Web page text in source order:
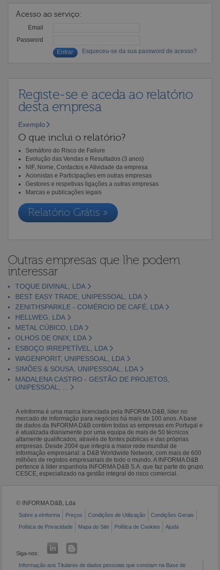
Acesso ao serviço:
Email
Password
Esqueceu-se da sua password de acesso?
Registe-se e aceda ao relatório
desta empresa
Exemplo
O que inclui o relatório?
Semáforo do Risco de Failure
Evolução das Vendas e Resultados (3 anos)
NIF, Nome, Contactos e Atividade da empresa
Acionistas e Participações em outras empresas
Gestores e respetivas ligações a outras empresas
Marcas e publicações legais
Relatório Grátis »
Outras empresas que lhe podem
interessar
TOQUE DIVINAL, LDA
BEST EASY TRADE, UNIPESSOAL, LDA
ZENITHSPARKLE - COMÉRCIO DE CAFÉ, LDA
HELLWEG, LDA
METAL CÚBICO, LDA
OLHOS DE ONIX, LDA
ESBOÇO IRREPETÍVEL, LDA
WAGENPORIT, UNIPESSOAL, LDA
SIMÕES & SOUSA, UNIPESSOAL, LDA
MADALENA CASTRO - GESTÃO DE PROJETOS,
UNIPESSOAL, ...
A eInforma é uma marca licenciada pela INFORMA D&B, líder no
mercado de informação para negócios há mais de 100 anos. A base
de dados da INFORMA D&B contém todas as empresas em Portugal e
é atualizada diariamente por uma equipa de mais de 50 técnicos
altamente qualificados, através de fontes públicas e das próprias
empresas. Desde 2004 que integra a maior rede mundial de
informação empresarial: a D&B Worldwide Network, com mais de 600
milhões de registos empresariais de todo o mundo. A INFORMA D&B
pertence à líder espanhola INFORMA D&B S.A. que faz parte do grupo
CESCE, especializado na gestão integral do risco comercial.
© INFORMA D&B, Lda
Sobre a eInforma Preços Condições de Utilização
Condições Gerais
Política de Privacidade
Mapa do Site Política de Cookies Ajuda
Siga-nos:
Informação aos Titulares de dados pessoais que constam na Base de